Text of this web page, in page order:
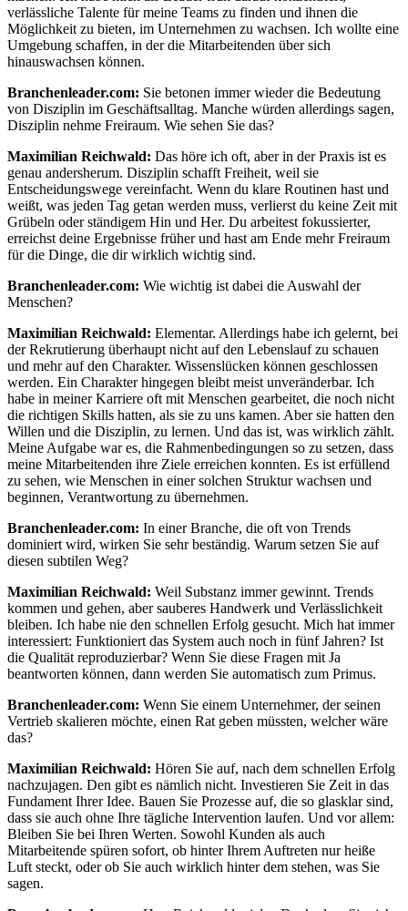
verlässliche Talente für meine Teams zu finden und ihnen die
Möglichkeit zu bieten, im Unternehmen zu wachsen. Ich wollte eine
Umgebung schaffen, in der die Mitarbeitenden über sich
hinauswachsen können.
Branchenleader.com: Sie betonen immer wieder die Bedeutung
von Disziplin im Geschäftsalltag. Manche würden allerdings sagen,
Disziplin nehme Freiraum. Wie sehen Sie das?
Maximilian Reichwald: Das höre ich oft, aber in der Praxis ist es
genau andersherum. Disziplin schafft Freiheit, weil sie
Entscheidungswege vereinfacht. Wenn du klare Routinen hast und
weißt, was jeden Tag getan werden muss, verlierst du keine Zeit mit
Grübeln oder ständigem Hin und Her. Du arbeitest fokussierter,
erreichst deine Ergebnisse früher und hast am Ende mehr Freiraum
für die Dinge, die dir wirklich wichtig sind.
Branchenleader.com: Wie wichtig ist dabei die Auswahl der
Menschen?
Maximilian Reichwald: Elementar. Allerdings habe ich gelernt, bei
der Rekrutierung überhaupt nicht auf den Lebenslauf zu schauen
und mehr auf den Charakter. Wissenslücken können geschlossen
werden. Ein Charakter hingegen bleibt meist unveränderbar. Ich
habe in meiner Karriere oft mit Menschen gearbeitet, die noch nicht
die richtigen Skills hatten, als sie zu uns kamen. Aber sie hatten den
Willen und die Disziplin, zu lernen. Und das ist, was wirklich zählt.
Meine Aufgabe war es, die Rahmenbedingungen so zu setzen, dass
meine Mitarbeitenden ihre Ziele erreichen konnten. Es ist erfüllend
zu sehen, wie Menschen in einer solchen Struktur wachsen und
beginnen, Verantwortung zu übernehmen.
Branchenleader.com: In einer Branche, die oft von Trends
dominiert wird, wirken Sie sehr beständig. Warum setzen Sie auf
diesen subtilen Weg?
Maximilian Reichwald: Weil Substanz immer gewinnt. Trends
kommen und gehen, aber sauberes Handwerk und Verlässlichkeit
bleiben. Ich habe nie den schnellen Erfolg gesucht. Mich hat immer
interessiert: Funktioniert das System auch noch in fünf Jahren? Ist
die Qualität reproduzierbar? Wenn Sie diese Fragen mit Ja
beantworten können, dann werden Sie automatisch zum Primus.
Branchenleader.com: Wenn Sie einem Unternehmer, der seinen
Vertrieb skalieren möchte, einen Rat geben müssten, welcher wäre
das?
Maximilian Reichwald: Hören Sie auf, nach dem schnellen Erfolg
nachzujagen. Den gibt es nämlich nicht. Investieren Sie Zeit in das
Fundament Ihrer Idee. Bauen Sie Prozesse auf, die so glasklar sind,
dass sie auch ohne Ihre tägliche Intervention laufen. Und vor allem:
Bleiben Sie bei Ihren Werten. Sowohl Kunden als auch
Mitarbeitende spüren sofort, ob hinter Ihrem Auftreten nur heiße
Luft steckt, oder ob Sie auch wirklich hinter dem stehen, was Sie
sagen.